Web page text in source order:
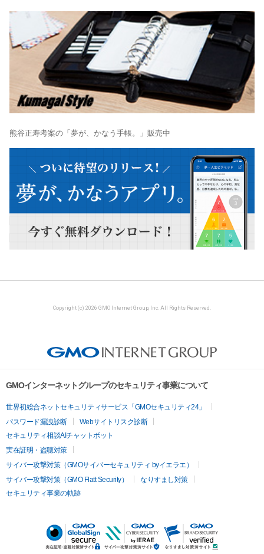
熊谷正寿考案の「夢が、かなう手帳。」販売中
Copyright (c) 2026 GMO Internet Group, Inc. All Rights Reserved.
GMOインターネットグループのセキュリティ事業について
世界初総合ネットセキュリティサービス「GMOセキュリティ24」
パスワード漏洩診断
Webサイトリスク診断
セキュリティ相談AIチャットボット
実在証明・盗聴対策
サイバー攻撃対策（GMOサイバーセキュリティ byイエラエ）
サイバー攻撃対策（GMO Flatt Security）
なりすまし対策
セキュリティ事業の軌跡